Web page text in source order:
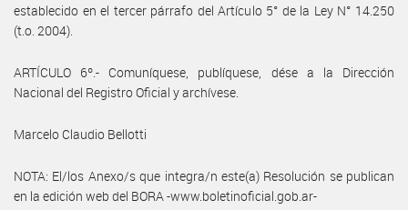
establecido en el tercer párrafo del Artículo 5° de la Ley N° 14.250
(t.o. 2004).
ARTÍCULO 6º.- Comuníquese, publíquese, dése a la Dirección
Nacional del Registro Oficial y archívese.
Marcelo Claudio Bellotti
NOTA: El/los Anexo/s que integra/n este(a) Resolución se publican
en la edición web del BORA -www.boletinoficial.gob.ar-